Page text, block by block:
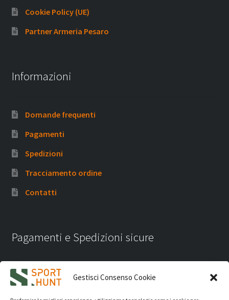
Gestisci Consenso Cookie
Cookie Policy (UE)
Partner Armeria Pesaro
Informazioni
Domande frequenti
Pagamenti
Spedizioni
Tracciamento ordine
Contatti
Pagamenti e Spedizioni sicure